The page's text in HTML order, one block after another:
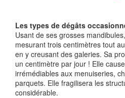
Les types de dégâts
Usant de ses grosses
mesurant trois centimètres tout
en y creusant des galeries. Sa
un centimètre par jour ! Elle
irrémédiables aux menuiseries,
parquets. Elle fragilisera les
considérable.